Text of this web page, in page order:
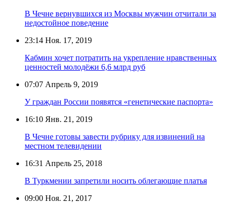
В Чечне вернувшихся из Москвы мужчин отчитали за
недостойное поведение
23:14 Ноя. 17, 2019
Кабмин хочет потратить на укрепление нравственных
ценностей молодёжи 6,6 млрд руб
07:07 Апрель 9, 2019
У граждан России появятся «генетические паспорта»
16:10 Янв. 21, 2019
В Чечне готовы завести рубрику для извинений на
местном телевидении
16:31 Апрель 25, 2018
В Туркмении запретили носить облегающие платья
09:00 Ноя. 21, 2017